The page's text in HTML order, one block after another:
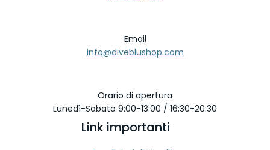
Email
info@diveblushop.com
Orario di apertura
Lunedì-Sabato 9:00-13:00 / 16:30-20:30
Link importanti